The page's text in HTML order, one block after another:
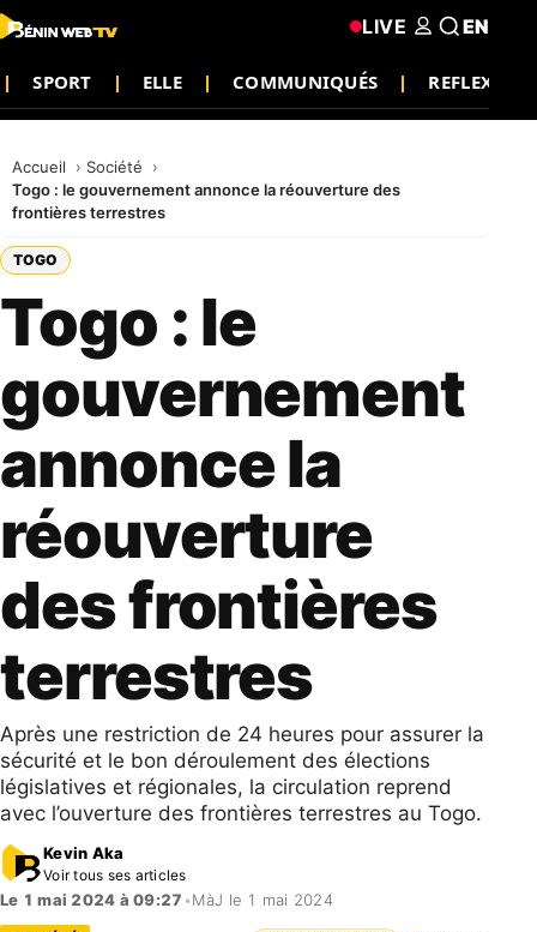
SPORT ELLE COMMUNIQUÉS REFLEXION
LIVE EN
Accueil
Société
Togo : le gouvernement annonce la réouverture des
frontières terrestres
TOGO
Togo : le
gouvernement
annonce la
réouverture
des frontières
terrestres
Après une restriction de 24 heures pour assurer la
sécurité et le bon déroulement des élections
législatives et régionales, la circulation reprend
avec l’ouverture des frontières terrestres au Togo.
Kevin Aka
Voir tous ses articles
Le 1 mai 2024 à 09:27 •MàJ le 1 mai 2024